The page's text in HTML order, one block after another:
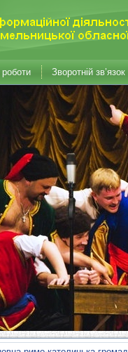
Зворотній зв’язок